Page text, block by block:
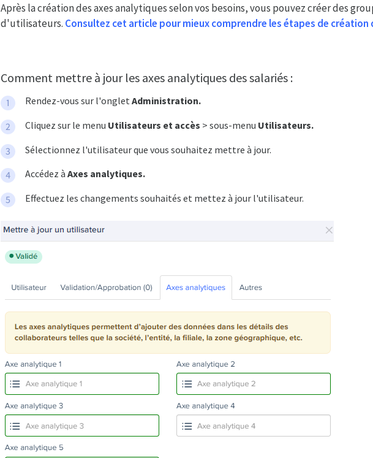
Après la création des axes analytiques selon vos besoins, vous pouvez créer des
d'utilisateurs. Consultez cet article pour mieux comprendre les étapes de création
Comment mettre à jour les axes analytiques des salariés :
Rendez-vous sur l'onglet Administration.
Cliquez sur le menu Utilisateurs et accès > sous-menu Utilisateurs.
Sélectionnez l'utilisateur que vous souhaitez mettre à jour.
Accédez à Axes analytiques.
Effectuez les changements souhaités et mettez à jour l'utilisateur.